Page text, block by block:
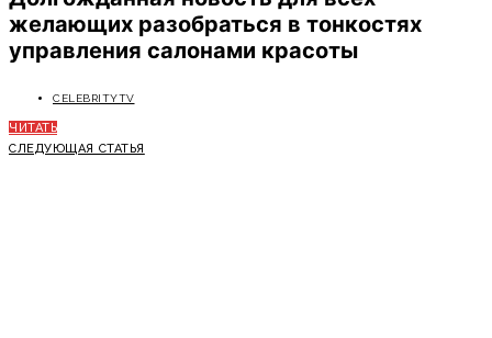
желающих разобраться в тонкостях
управления салонами красоты
CELEBRITYTV
ЧИТАТЬ
СЛЕДУЮЩАЯ СТАТЬЯ